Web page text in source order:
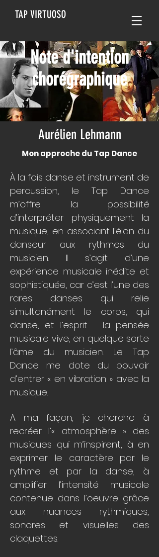
TAP VIRTUOSO
Note d'intention
chorégraphique
Aurélien Lehmann
Mon approche du Tap Dance
À la fois danse et instrument de
percussion, le Tap Dance
m’offre la possibilité
d’interpréter physiquement la
musique, en associant l’élan du
danseur aux rythmes du
musicien. Il s’agit d’une
expérience musicale inédite et
sophistiquée, car c’est l’une des
rares danses qui relie
simultanément le corps, qui
danse, et l’esprit - la pensée
musicale vive, en quelque sorte
l’âme du musicien. Le Tap
Dance me dote du pouvoir
d’entrer « en vibration » avec la
musique.
A ma façon, je cherche à
recréer l’« atmosphère » des
musiques qui m’inspirent, à en
exprimer le caractère par le
rythme et par la danse, à
amplifier l’intensité musicale
contenue dans l’oeuvre grâce
aux nuances rythmiques,
sonores et visuelles des
claquettes.